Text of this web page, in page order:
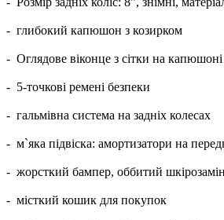
- глибокий капюшон з козирком
- Оглядове віконце з сітки на капюшоні
- 5-точкові ремені безпеки
- гальмівна система на задніх колесах
- м`яка підвіска: амортизатори на
- жорсткий бампер, оббитий
- місткий кошик для покупок